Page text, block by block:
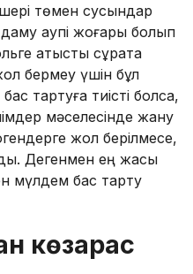
төмен сусындар
даму қаупі жоғары болып
қатысты сұрақта
бермеу үшін бұл
тартуға тиісті болса,
мәселесінде жану
жол берілмесе,
Дегенмен ең жақсы
мүлдем бас тарту
көзқарас